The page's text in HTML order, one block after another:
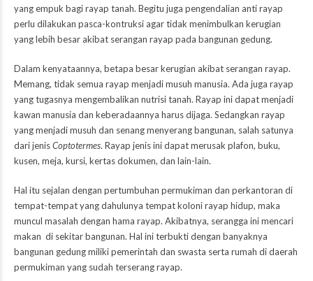
yang empuk bagi rayap tanah. Begitu juga pengendalian anti rayap
perlu dilakukan pasca-kontruksi agar tidak menimbulkan kerugian
yang lebih besar akibat serangan rayap pada bangunan gedung.
Dalam kenyataannya, betapa besar kerugian akibat serangan rayap.
Memang, tidak semua rayap menjadi musuh manusia. Ada juga rayap
yang tugasnya mengembalikan nutrisi tanah. Rayap ini dapat menjadi
kawan manusia dan keberadaannya harus dijaga. Sedangkan rayap
yang menjadi musuh dan senang menyerang bangunan, salah satunya
dari jenisCoptotermes. Rayap jenis ini dapat merusak plafon, buku,
kusen, meja, kursi, kertas dokumen, dan lain-lain.
Hal itu sejalan dengan pertumbuhan permukiman dan perkantoran di
tempat-tempat yang dahulunya tempat koloni rayap hidup, maka
muncul masalah dengan hama rayap. Akibatnya, serangga ini mencari
makan di sekitar bangunan. Hal ini terbukti dengan banyaknya
bangunan gedung miliki pemerintah dan swasta serta rumah di daerah
permukiman yang sudah terserang rayap.